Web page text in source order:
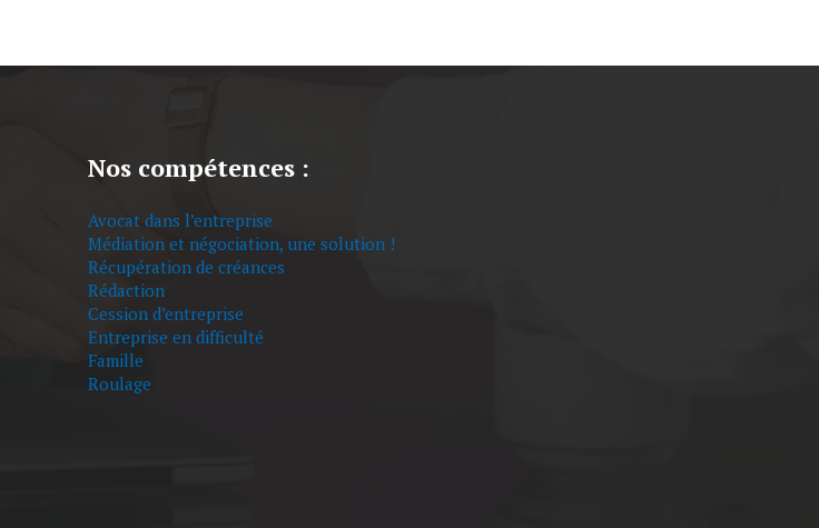
Nos compétences :
Avocat dans l’entreprise
Médiation et négociation, une solution !
Récupération de créances
Rédaction
Cession d’entreprise
Entreprise en difficulté
Famille
Roulage